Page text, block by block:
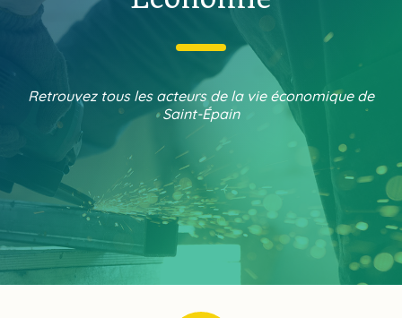
Retrouvez tous les acteurs de la vie économique de
Saint-Épain